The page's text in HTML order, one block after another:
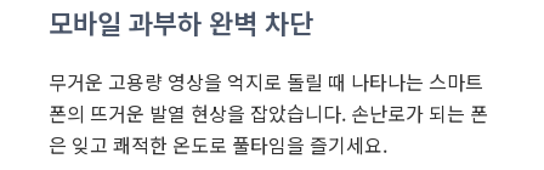
모바일 과부하 완벽 차단
무거운 고용량 영상을 억지로 돌릴 때 나타나는 스마트
폰의 뜨거운 발열 현상을 잡았습니다. 손난로가 되는 폰
은 잊고 쾌적한 온도로 풀타임을 즐기세요.